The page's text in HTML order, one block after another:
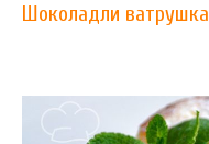
Шоколадли ватрушка